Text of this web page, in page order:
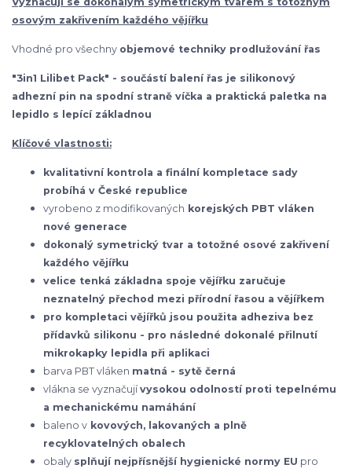
osovým zakřivením každého vějířku
Vhodné pro všechny objemové techniky prodlužování řas
"3in1 Lilibet Pack" - součástí balení řas je silikonový
adhezní pin na spodní straně víčka a praktická paletka na
lepidlo s lepící základnou
Klíčové vlastnosti:
kvalitativní kontrola a finální kompletace sady
probíhá v České republice
vyrobeno z modifikovaných korejských PBT vláken
nové generace
dokonalý symetrický tvar a totožné osové zakřivení
každého vějířku
velice tenká základna spoje vějířku zaručuje
neznatelný přechod mezi přírodní řasou a vějířkem
pro kompletaci vějířků jsou použita adheziva bez
přídavků silikonu - pro následné dokonalé přilnutí
mikrokapky lepidla při aplikaci
barva PBT vláken matná - sytě černá
vlákna se vyznačujívysokou odolností proti tepelnému
a mechanickému namáhání
baleno v kovových, lakovaných a plně
recyklovatelných obalech
obaly splňují nejpřísnější hygienické normy EU pro